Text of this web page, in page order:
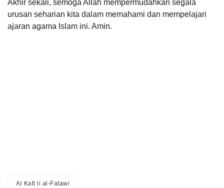
Akhir sekali, semoga Allah mempermudahkan segala
urusan seharian kita dalam memahami dan mempelajari
ajaran agama Islam ini. Amin.
Al Kafi li al-Fatawi